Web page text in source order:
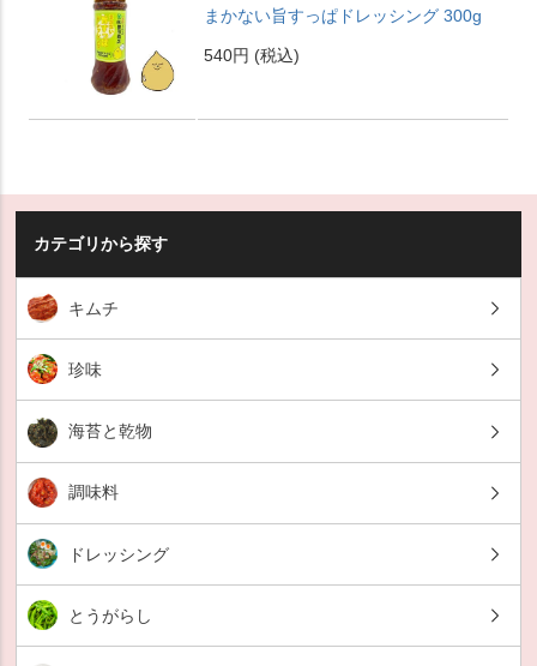
まかない旨すっぱドレッシング 300g
540円 (税込)
カテゴリから探す
キムチ
珍味
海苔と乾物
調味料
ドレッシング
とうがらし